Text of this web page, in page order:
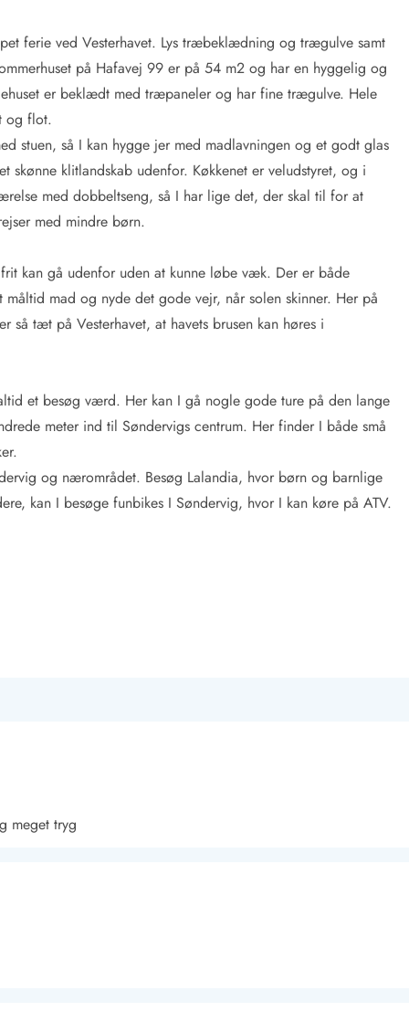
ferie ved Vesterhavet. Lys træbeklædning og trægulve samt
på Hafavej 99 er på 54 m2 og har en hyggelig og
er beklædt med træpaneler og har fine trægulve. Hele
og flot.
stuen, så I kan hygge jer med madlavningen og et godt glas
skønne klitlandskab udenfor. Køkkenet er veludstyret, og i
med dobbeltseng, så I har lige det, der skal til for at
med mindre børn.
kan gå udenfor uden at kunne løbe væk. Der er både
mad og nyde det gode vejr, når solen skinner. Her på
så tæt på Vesterhavet, at havets brusen kan høres i
et besøg værd. Her kan I gå nogle gode ture på den lange
meter ind til Søndervigs centrum. Her finder I både små
og nærområdet. Besøg Lalandia, hvor børn og barnlige
kan I besøge funbikes I Søndervig, hvor I kan køre på ATV.
meget tryg